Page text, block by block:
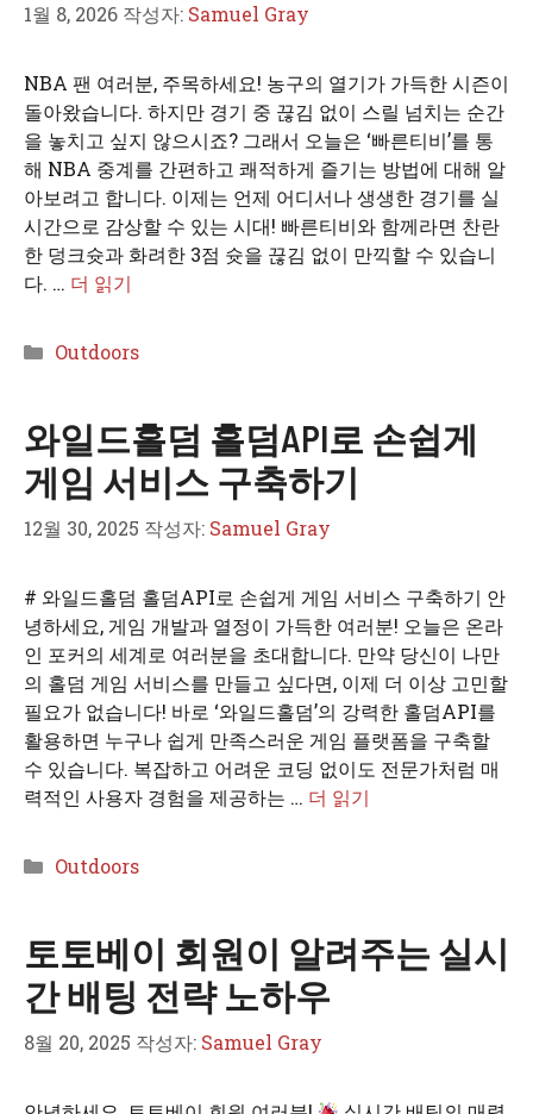
1월 8, 2026 작성자: Samuel Gray
NBA 팬 여러분, 주목하세요! 농구의 열기가 가득한 시즌이
돌아왔습니다. 하지만 경기 중 끊김 없이 스릴 넘치는 순간
을 놓치고 싶지 않으시죠? 그래서 오늘은 ‘빠른티비’를 통
해 NBA 중계를 간편하고 쾌적하게 즐기는 방법에 대해 알
아보려고 합니다. 이제는 언제 어디서나 생생한 경기를 실
시간으로 감상할 수 있는 시대! 빠른티비와 함께라면 찬란
한 덩크슛과 화려한 3점 슛을 끊김 없이 만끽할 수 있습니
다. … 더 읽기
카
리
Outdoors
와일드홀덤 홀덤API로 손쉽게
게임 서비스 구축하기
12월 30, 2025 작성자: Samuel Gray
# 와일드홀덤 홀덤API로 손쉽게 게임 서비스 구축하기 안
녕하세요, 게임 개발과 열정이 가득한 여러분! 오늘은 온라
인 포커의 세계로 여러분을 초대합니다. 만약 당신이 나만
의 홀덤 게임 서비스를 만들고 싶다면, 이제 더 이상 고민할
필요가 없습니다! 바로 ‘와일드홀덤’의 강력한 홀덤API를
활용하면 누구나 쉽게 만족스러운 게임 플랫폼을 구축할
수 있습니다. 복잡하고 어려운 코딩 없이도 전문가처럼 매
력적인 사용자 경험을 제공하는 … 더 읽기
카
리
Outdoors
토토베이 회원이 알려주는 실시
간 배팅 전략 노하우
8월 20, 2025 작성자: Samuel Gray